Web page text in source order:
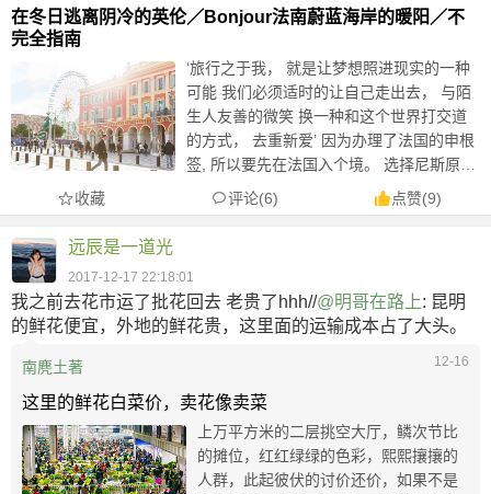
在冬日逃离阴冷的英伦／Bonjour法南蔚蓝海岸的暖阳／不
完全指南
‘旅行之于我， 就是让梦想照进现实的一种
可能 我们必须适时的让自己走出去， 与陌
生人友善的微笑 换一种和这个世界打交道
的方式， 去重新爱’ 因为办理了法国的申根
签, 所以要先在法国入个境。 选择尼斯原因
特别实际，从伦敦飞尼斯蔚蓝国际海岸机场
（Aéroport de Nice Côte d&...
收藏 评论(6) 点赞(9)
远辰是一道光
2017-12-17 22:18:01
我之前去花市运了批花回去 老贵了hhh//@明哥在路上: 昆明
的鲜花便宜，外地的鲜花贵，这里面的运输成本占了大头。
南麂土著
这里的鲜花白菜价，卖花像卖菜
上万平方米的二层挑空大厅，鳞次节比
的摊位，红红绿绿的色彩，熙熙攘攘的
人群，此起彼伏的讨价还价，如果不是
12-16